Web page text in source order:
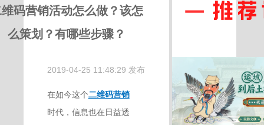
码营销活动怎么做？该怎
么策划？有哪些步骤？
2019-04-25 11:48:29 发布
在如今这个二维码营销
时代，信息也在日益透